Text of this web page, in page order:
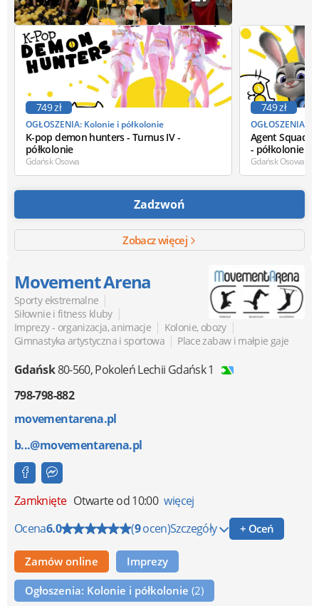
OGŁOSZENIA: Kolonie i półkolonie
K-pop demon hunters - Turnus IV -
półkolonie
749 zł
Gdańsk Osowa
OGŁOSZENIA:
Agent Squad:
- półkolonie
749 zł
Gdańsk Osowa
Zadzwoń
Zobacz więcej
Movement Arena
Sporty ekstremalne |
Siłownie i fitness kluby |
Imprezy - organizacja, animacje | Kolonie, obozy |
Gimnastyka artystyczna i sportowa | Place zabaw i małpie gaje
Gdańsk80-560,Pokoleń Lechii Gdańsk 1
798-798-882
movementarena.pl
b...@movementarena.pl
Zamknięte Otwarte od 10:00 więcej
Ocena6.0 (9ocen)Szczegóły + Oceń
Zamów online Imprezy
Ogłoszenia: Kolonie i półkolonie (2)